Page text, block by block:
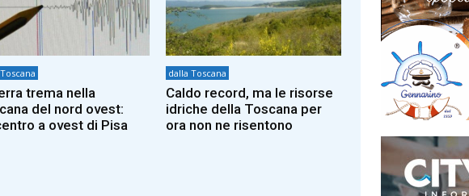
trema nella
del nord ovest:
a ovest di Pisa
dalla Toscana
Caldo record, ma le risorse
idriche della Toscana per
ora non ne risentono